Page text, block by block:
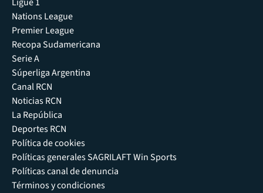
Nations League
Premier League
Recopa Sudamericana
Serie A
Súperliga Argentina
Canal RCN
Noticias RCN
La República
Deportes RCN
Política de cookies
Políticas generales SAGRILAFT Win Sports
Políticas canal de denuncia
Términos y condiciones